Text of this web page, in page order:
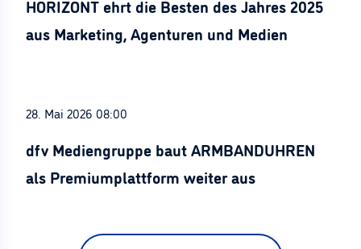
HORIZONT ehrt die Besten des Jahres 2025
aus Marketing, Agenturen und Medien
28. Mai 2026 08:00
dfv Mediengruppe baut ARMBANDUHREN
als Premiumplattform weiter aus